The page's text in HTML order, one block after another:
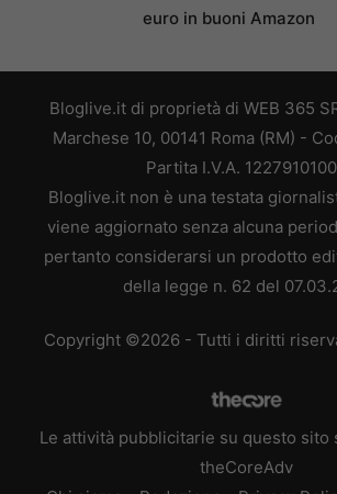
euro in buoni Amazon
Bloglive.it di proprietà di WEB 365
Marchese 10, 00141 Roma (RM) -
Partita I.V.A.
Bloglive.it non è una testata
viene aggiornato senza alcuna
pertanto considerarsi un prodotto
della legge n. 62 del
Copyright ©2026 - Tutti i diritti
Le attività pubblicitarie su questo sito
theCoreAdv